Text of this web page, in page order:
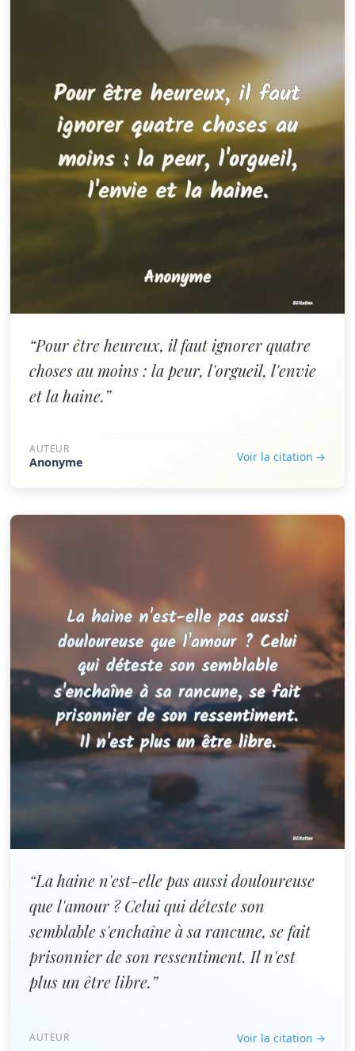
“Pour être heureux, il faut ignorer quatre
choses au moins : la peur, l'orgueil, l'envie
et la haine.”
AUTEUR
Anonyme Voir la citation →
“La haine n'est-elle pas aussi douloureuse
que l'amour ? Celui qui déteste son
semblable s'enchaîne à sa rancune, se fait
prisonnier de son ressentiment. Il n'est
plus un être libre.”
AUTEUR Voir la citation →